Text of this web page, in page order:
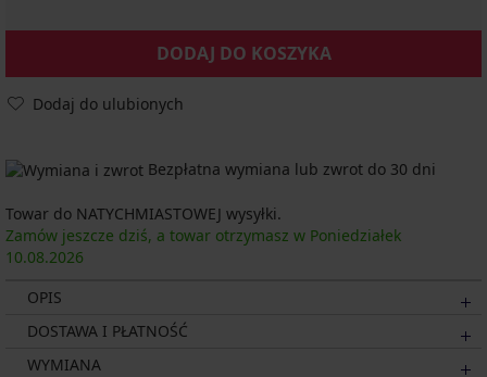
DODAJ DO KOSZYKA
Dodaj do ulubionych
Bezpłatna wymiana lub zwrot do 30 dni
Towar do NATYCHMIASTOWEJ wysyłki.
Zamów jeszcze dziś, a towar otrzymasz w Poniedziałek
10.08.2026
OPIS
DOSTAWA I PŁATNOŚĆ
WYMIANA